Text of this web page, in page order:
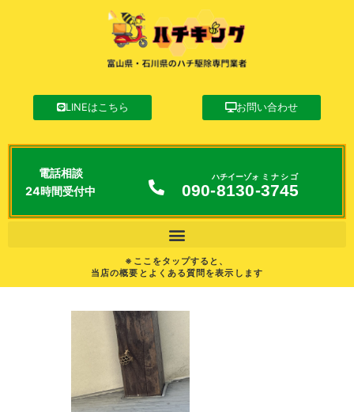
LINEはこちら お問い合わせ
電話相談
24時間受付中
090-8130
ハチイーゾォ
-3745
ミナシゴ
※ここをタップすると、
当店の概要とよくある質問を表示します